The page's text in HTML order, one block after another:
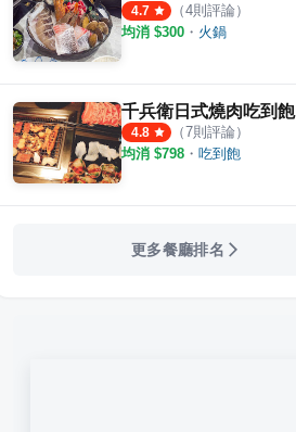
4.7 （4則評論）
均消 $300 ・ 火鍋
千兵衛日式燒肉吃到飽
4.8 （7則評論）
均消 $798 ・ 吃到飽
更多餐廳排名